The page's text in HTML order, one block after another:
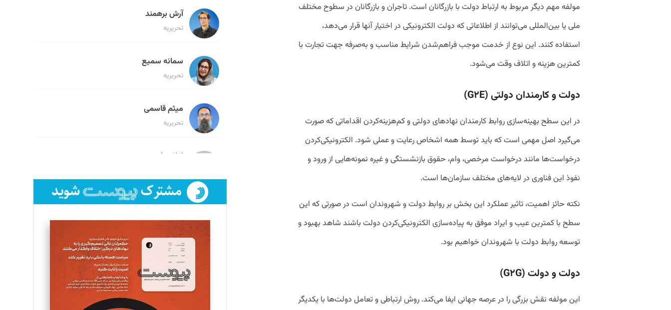
مولفه مهم دیگر مربوط به ارتباط دولت با بازرگانان است. تاجران و بازرگانان در سطوح مختلف
ملی یا بین‌المللی می‌توانند از اطلاعاتی که دولت الکترونیکی در اختیار آنها قرار می‌دهد،
استفاده کنند. این نوع از خدمت موجب فراهم‌شدن شرایط مناسب و به‌صرفه جهت تجارت با
کمترین هزینه و اتلاف وقت می‌شود.
دولت و کارمندان دولتی (G٢E)
در این سطح بهینه‌سازی روابط کارمندان نهادهای دولتی و کم‌هزینه‌کردن اقداماتی که صورت
می‌گیرد اصل مهمی است که باید توسط همه اشخاص رعایت و عملی شود. الکترونیکی‌کردن
درخواست‌ها مانند درخواست مرخصی، وام، حقوق بازنشستگی و غیره نمونه‌هایی از ورود و
نفوذ این فناوری در لایه‌های مختلف سازمان‌ها است.
نکته حائز اهمیت، تاثیر عملکرد این بخش بر روابط دولت و شهروندان است در صورتی که این
سطح با کمترین عیب و ایراد موفق به پیاده‌سازی الکترونیکی‌کردن دولت باشند شاهد بهبود و
توسعه روابط دولت با شهروندان خواهیم بود.
دولت و دولت (G٢G)
این مولفه نقش بزرگی را در عرصه جهانی ایفا می‌کند. روش ارتباطی و تعامل دولت‌‌ها با یکدیگر
آرش برهمند
تحریریه
سمانه سمیع
تحریریه
میثم قاسمی
تحریریه
لیلا حنارود
فائزه فتحی رستمی
تحریریه
سروش کرمیان
تحریریه
مینا پاکدل